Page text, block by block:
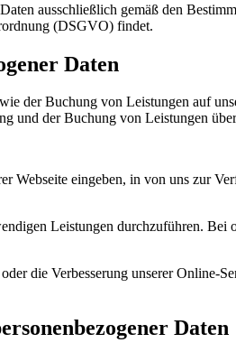
ausschließlich gemäß den
(DSGVO) findet.
Daten
der Buchung von Leistungen auf
und der Buchung von Leistungen
Webseite eingeben, in von uns zur
Leistungen durchzuführen.
die Verbesserung unserer
Daten